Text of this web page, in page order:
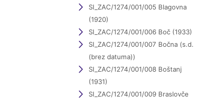
SI_ZAC/1274/001/005 Blagovna
(1920)
SI_ZAC/1274/001/006 Boč (1933)
SI_ZAC/1274/001/007 Bočna (s.d.
(brez datuma))
SI_ZAC/1274/001/008 Boštanj
(1931)
SI_ZAC/1274/001/009 Braslovče